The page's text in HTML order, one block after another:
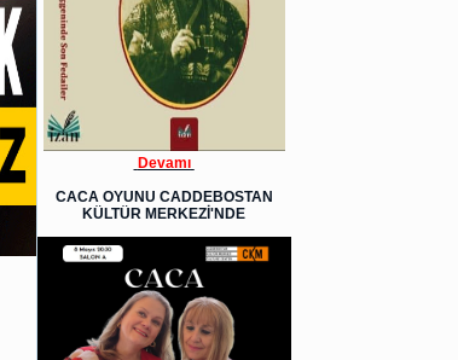
Devamı
CACA OYUNU CADDEBOSTAN
KÜLTÜR MERKEZİ'NDE